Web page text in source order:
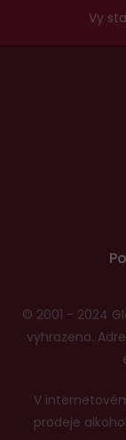
Vy
© 2001 - 2024
vyhrazena.
V
prodeje